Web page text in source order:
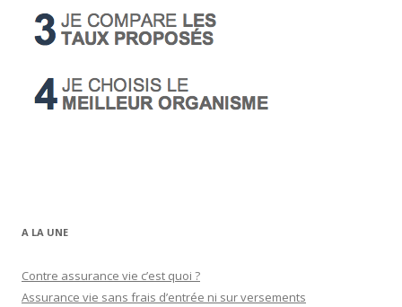
A LA UNE
Contre assurance vie c’est quoi ?
Assurance vie sans frais d’entrée ni sur versements